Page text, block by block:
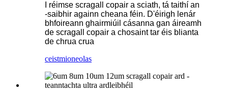
I réimse scragall copair a sciath, tá taithí an
-saibhir againn cheana féin. D'éirigh lenár
bhfoireann ghairmiúil cásanna gan áireamh
de scragall copair a chosaint tar éis blianta
de chrua crua
ceistmioneolas